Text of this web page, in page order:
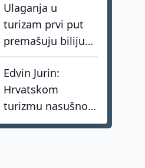
sela kroz mit o
Don Quijoteu
Ulaganja u
turizam prvi put
premašuju bilijun
dolara: investitori
biraju destinacije s
dugoročnom
vizijom
Edvin Jurin:
Hrvatskom
turizmu nasušno
nedostaju